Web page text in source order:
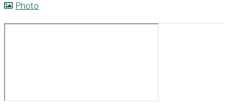
Photo